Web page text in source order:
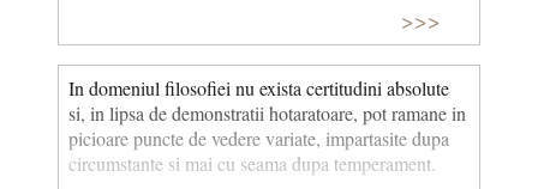
>>>
In domeniul filosofiei nu exista certitudini absolute
si, in lipsa de demonstratii hotaratoare, pot ramane in
picioare puncte de vedere variate, impartasite dupa
circumstante si mai cu seama dupa temperament.